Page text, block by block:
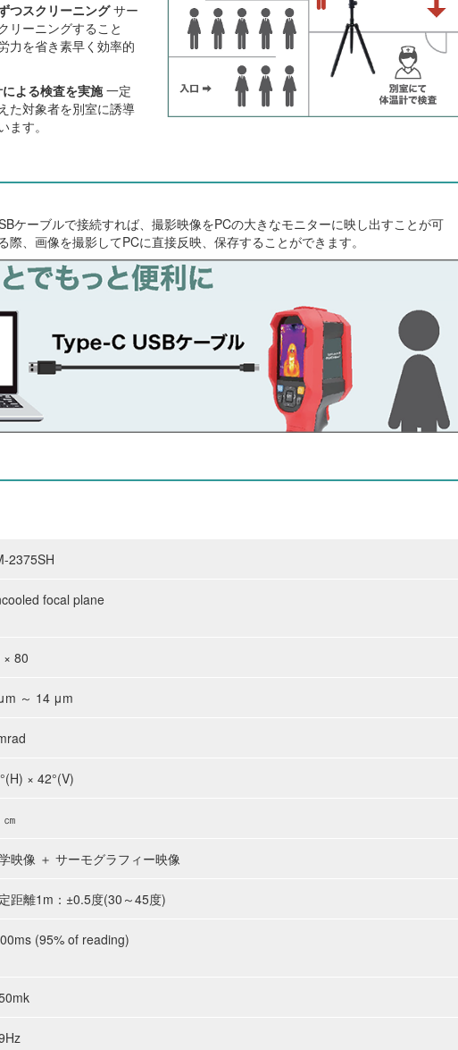
つスクリーニングサー
リーニングすること
力を省き素早く効率的
よる検査を実施一定
た対象者を別室に誘導
ます。
ケーブルで接続すれば、撮影映像をPCの大きなモニターに映し出すことが可
際、画像を撮影してPCに直接反映、保存することができます。
2375SH
focal plane
× 80
～ 14 μm
× 42°(V)
㎝
映像 ＋ サーモグラフィー映像
距離1m：±0.5度(30～45度)
(95% of reading)